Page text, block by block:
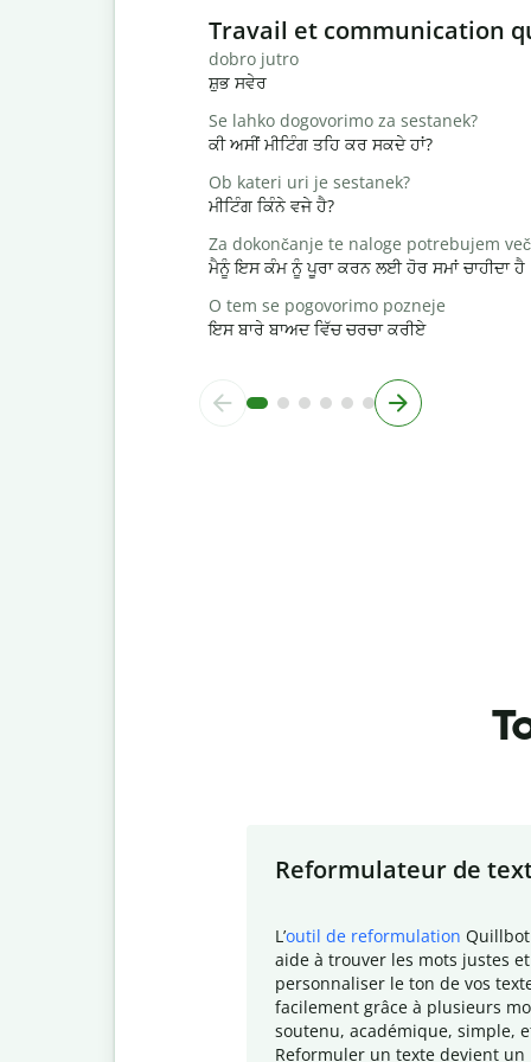
Slide 1 of 6
Travail et communication
dobro jutro
ਸ਼ੁਭ ਸਵੇਰ
Se lahko dogovorimo za sestanek?
ਕੀ ਅਸੀਂ ਮੀਟਿੰਗ ਤਹਿ ਕਰ ਸਕਦੇ ਹਾਂ?
Ob kateri uri je sestanek?
ਮੀਟਿੰਗ ਕਿੰਨੇ ਵਜੇ ਹੈ?
Za dokončanje te naloge potrebujem
ਮੈਨੂੰ ਇਸ ਕੰਮ ਨੂੰ ਪੂਰਾ ਕਰਨ ਲਈ ਹੋਰ ਸਮਾਂ ਚਾਹੀਦਾ ਹੈ
O tem se pogovorimo pozneje
ਇਸ ਬਾਰੇ ਬਾਅਦ ਵਿੱਚ ਚਰਚਾ ਕਰੀਏ
Reformulateur de
L ’outil de reformulation
aide à trouver les mots justes
personnaliser le ton de vos
facilement grâce à plusieurs
soutenu, académique, simple,
Reformuler un texte devient un